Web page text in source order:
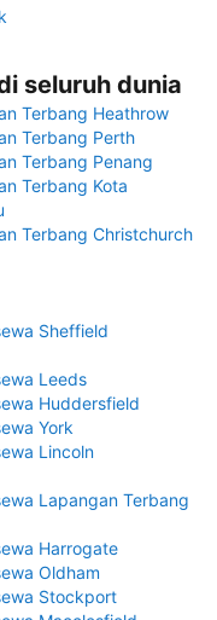
seluruh dunia
Terbang Heathrow
Terbang Perth
Terbang Penang
Terbang Kota
Terbang Christchurch
Sheffield
Leeds
Huddersfield
York
Lincoln
Lapangan Terbang
Harrogate
Oldham
Stockport